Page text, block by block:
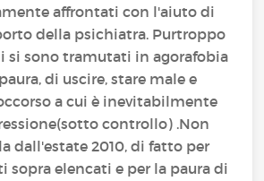
affrontati con l'aiuto di
della psichiatra. Purtroppo
si sono tramutati in agorafobia
di uscire, stare male e
a cui è inevitabilmente
controllo) .Non
dall'estate 2010, di fatto per
sopra elencati e per la paura di